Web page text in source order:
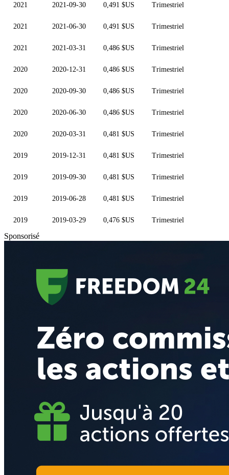
2021 2021-09-30 0,491 $US Trimestriel
2021 2021-06-30 0,491 $US Trimestriel
2021 2021-03-31 0,486 $US Trimestriel
2020 2020-12-31 0,486 $US Trimestriel
2020 2020-09-30 0,486 $US Trimestriel
2020 2020-06-30 0,486 $US Trimestriel
2020 2020-03-31 0,481 $US Trimestriel
2019 2019-12-31 0,481 $US Trimestriel
2019 2019-09-30 0,481 $US Trimestriel
2019 2019-06-28 0,481 $US Trimestriel
2019 2019-03-29 0,476 $US Trimestriel
Sponsorisé